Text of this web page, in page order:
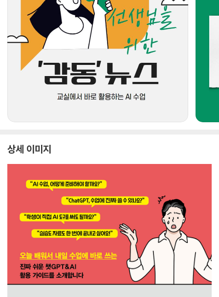
상세 이미지